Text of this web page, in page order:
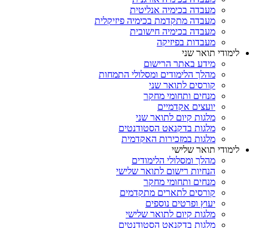
מעבדה בכימיה אנליטית
מעבדה מתקדמת בכימיה פיזיקלית
מעבדה בכימיה חישובית
מעבדות בפיזיקה
לימודי תואר שני
מידע באתר הרישום
מהלך הלימודים ומסלולי התמחות
קורסים לתואר שני
מנחים ותחומי מחקר
יועצים אקדמיים
מלגות קיום לתואר שני
מלגות בדקנאט הסטודנטים
מלגות במזכירות האקדמית
לימודי תואר שלישי
מהלך ומסלולי הלימודים
הנחיות רישום לתואר שלישי
מנחים ותחומי מחקר
קורסים לתארים מתקדמים
יעוץ ופרטים נוספים
מלגות קיום לתואר שלישי
מלגות בדקנאט הסטודנטים